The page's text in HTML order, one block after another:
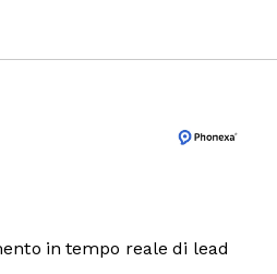
in tempo reale di lead